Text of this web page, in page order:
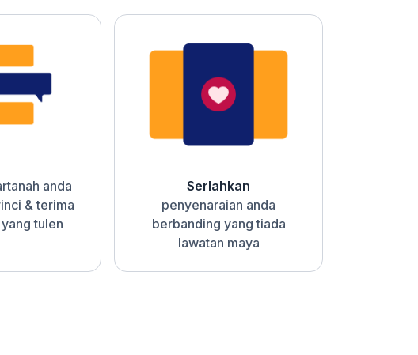
anda
& terima
tulen
Serlahkan
penyenaraian anda
berbanding yang tiada
lawatan maya